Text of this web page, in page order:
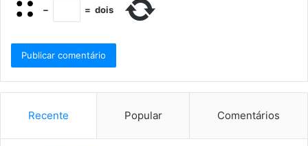
− = dois
Recente Popular Comentários